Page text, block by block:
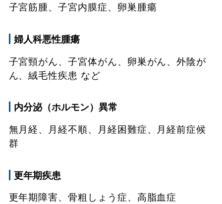
子宮筋腫、子宮内膜症、卵巣腫瘍
婦人科悪性腫瘍
子宮頸がん、子宮体がん、卵巣がん、外陰が
ん、絨毛性疾患 など
内分泌（ホルモン）異常
無月経、月経不順、月経困難症、月経前症候
群
更年期疾患
更年期障害、骨粗しょう症、高脂血症